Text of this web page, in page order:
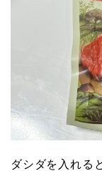
ダシダを入れる